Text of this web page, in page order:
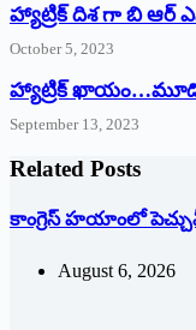
హ్యాట్రిక్ దిశ గా బి ఆర్
October 5, 2023
హ్యాట్రిక్‌
September 13, 2023
Related Posts
కాంగ్రెస్ హయాంలో
August 6, 2026